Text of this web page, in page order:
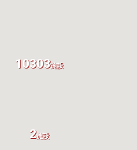
2施設
10303施設